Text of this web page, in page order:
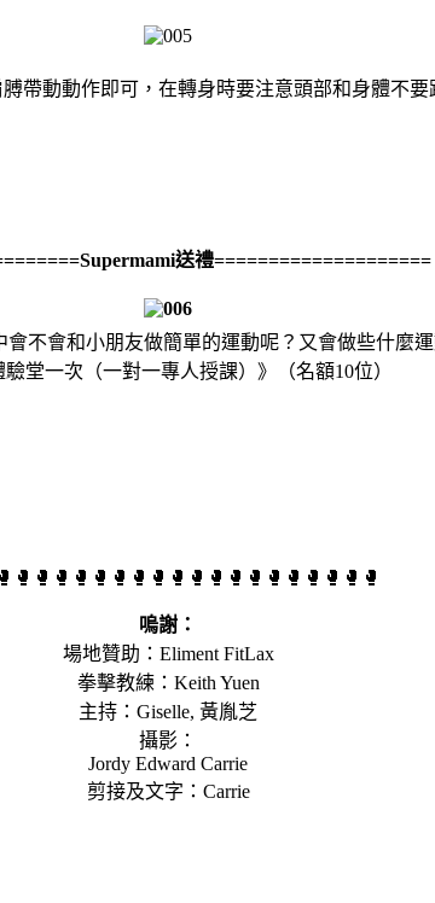
帶動動作即可，在轉身時要注意頭部和身體不要
送禮====================
不會和小朋友做簡單的運動呢？又會做些什麼
驗堂一次（一對一專人授課）》（名額10位）
嗚謝：
場地贊助：Eliment FitLax
拳擊教練：Keith Yuen
主持：Giselle, 黃胤芝
攝影：
Jordy Edward Carrie
剪接及文字：Carrie